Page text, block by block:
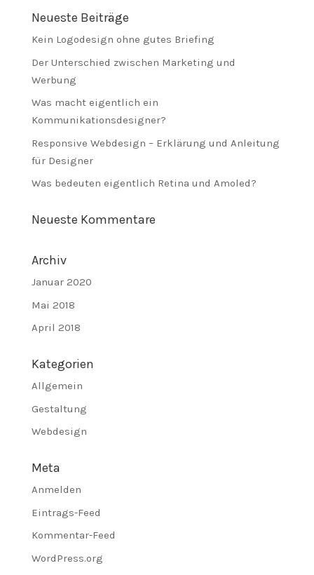
Neueste Beiträge
Kein Logodesign ohne gutes Briefing
Der Unterschied zwischen Marketing und
Werbung
Was macht eigentlich ein
Kommunikationsdesigner?
Responsive Webdesign – Erklärung und Anleitung
für Designer
Was bedeuten eigentlich Retina und Amoled?
Neueste Kommentare
Archiv
Januar 2020
Mai 2018
April 2018
Kategorien
Allgemein
Gestaltung
Webdesign
Meta
Anmelden
Eintrags-Feed
Kommentar-Feed
WordPress.org